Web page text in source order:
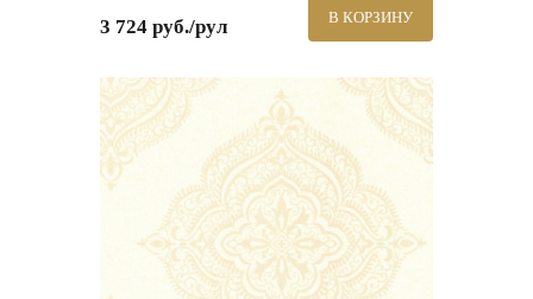
3 724 руб./рул В КОРЗИНУ